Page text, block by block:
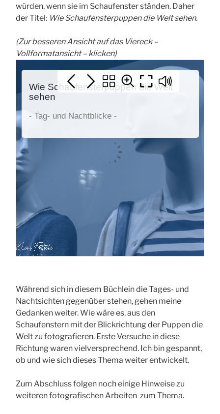
würden, wenn sie im Schaufenster ständen. Daher
der Titel: Wie Schaufensterpuppen die Welt sehen.
(Zur besseren Ansicht auf das Viereck –
Vollformatansicht – klicken)
Während sich in diesem Büchlein die Tages- und
Nachtsichten gegenüber stehen, gehen meine
Gedanken weiter. Wie wäre es, aus den
Schaufenstern mit der Blickrichtung der Puppen die
Welt zu fotografieren. Erste Versuche in diese
Richtung waren vielversprechend. Ich bin gespannt,
ob und wie sich dieses Thema weiter entwickelt.
Zum Abschluss folgen noch einige Hinweise zu
weiteren fotografischen Arbeiten zum Thema.